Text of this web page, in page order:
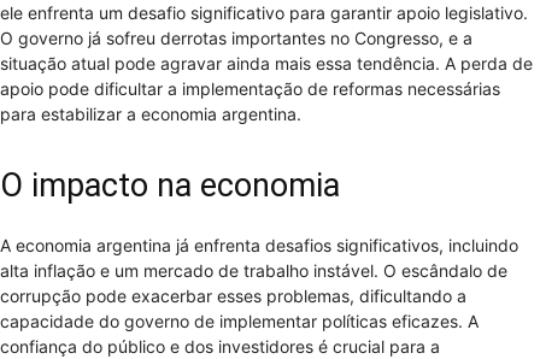
ele enfrenta um desafio significativo para garantir apoio legislativo.
O governo já sofreu derrotas importantes no Congresso, e a
situação atual pode agravar ainda mais essa tendência. A perda de
apoio pode dificultar a implementação de reformas necessárias
para estabilizar a economia argentina.
O impacto na economia
A economia argentina já enfrenta desafios significativos, incluindo
alta inflação e um mercado de trabalho instável. O escândalo de
corrupção pode exacerbar esses problemas, dificultando a
capacidade do governo de implementar políticas eficazes. A
confiança do público e dos investidores é crucial para a